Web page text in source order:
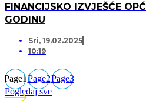
FINANCIJSKO IZVJEŠĆE
GODINU
Sri, 19.02.2025
10:19
Page1Page2Page3
Pogledaj sve